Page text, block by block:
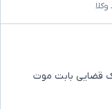
قضایی بابت موت